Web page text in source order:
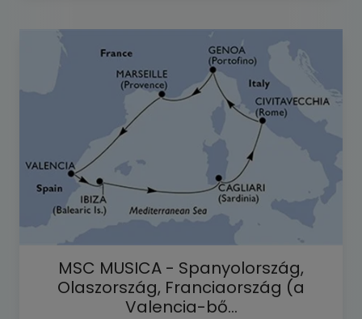
MSC MUSICA - Spanyolország,
Olaszország, Franciaország (a
Valencia-bő…